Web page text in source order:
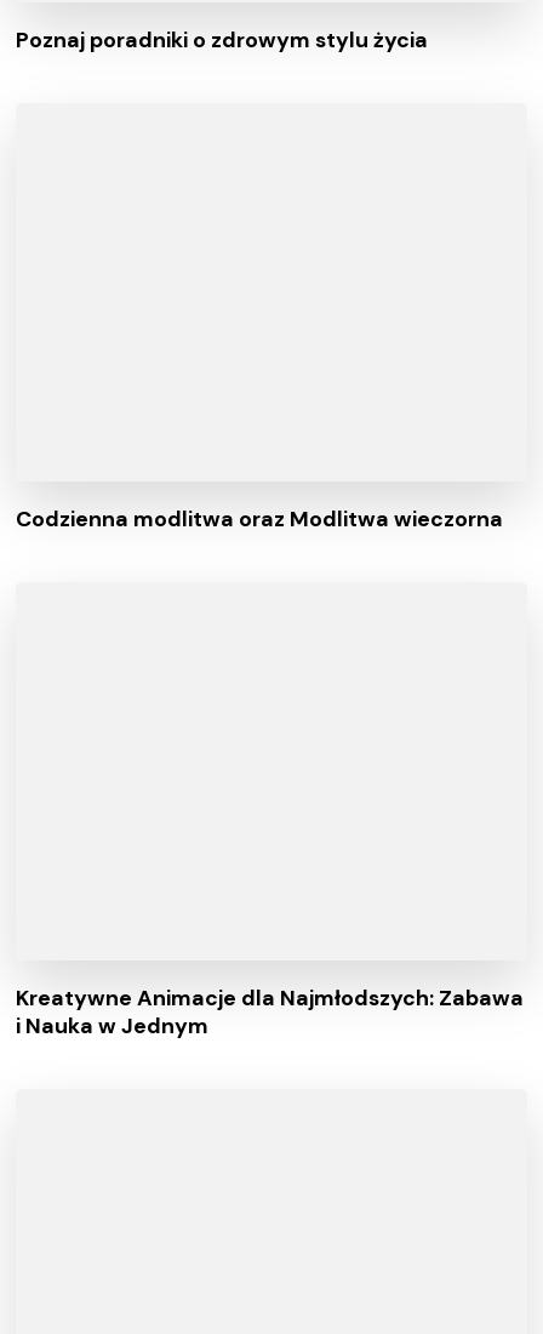
Poznaj poradniki o zdrowym stylu życia
Codzienna modlitwa oraz Modlitwa wieczorna
Kreatywne Animacje dla Najmłodszych: Zabawa
i Nauka w Jednym